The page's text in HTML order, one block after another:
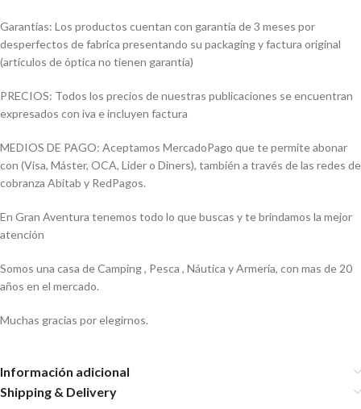
Garantías: Los productos cuentan con garantía de 3 meses por
desperfectos de fabrica presentando su packaging y factura original
(artículos de óptica no tienen garantía)
PRECIOS: Todos los precios de nuestras publicaciones se encuentran
expresados con iva e incluyen factura
MEDIOS DE PAGO: Aceptamos MercadoPago que te permite abonar
con (Visa, Máster, OCA, Lider o Diners), también a través de las redes de
cobranza Abitab y RedPagos.
En Gran Aventura tenemos todo lo que buscas y te brindamos la mejor
atención
Somos una casa de Camping , Pesca , Náutica y Armería, con mas de 20
años en el mercado.
Muchas gracias por elegirnos.
Información adicional
Shipping & Delivery